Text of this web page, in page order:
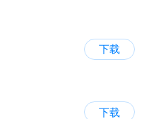
下载
下载